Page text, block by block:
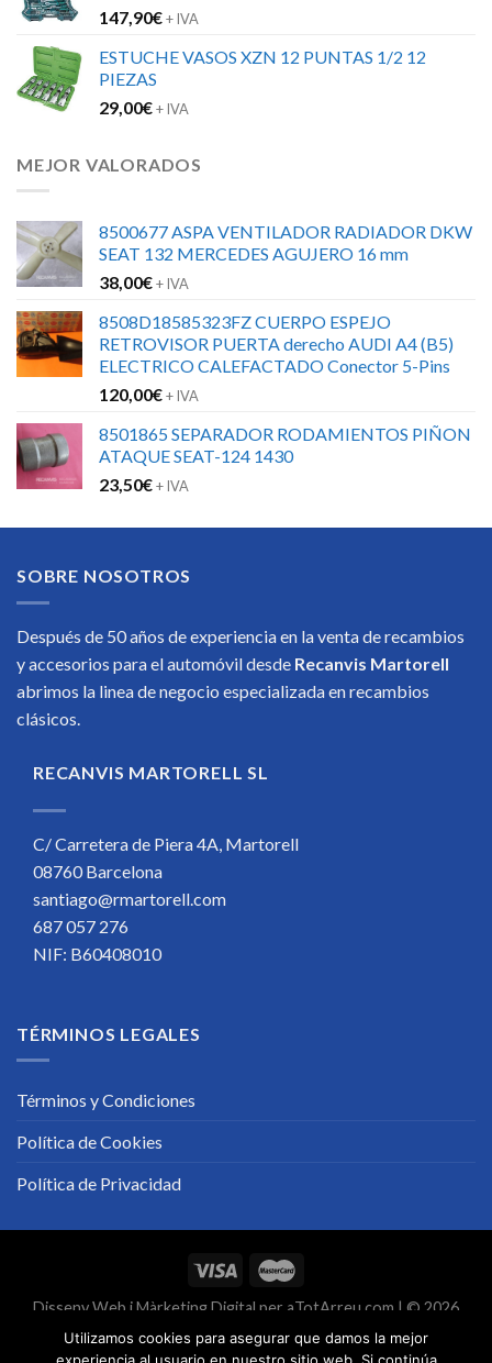
147,90€+ IVA
ESTUCHE VASOS XZN 12 PUNTAS 1/2 12
PIEZAS
29,00€+ IVA
MEJOR VALORADOS
8500677 ASPA VENTILADOR RADIADOR DKW
SEAT 132 MERCEDES AGUJERO 16 mm
38,00€+ IVA
8508D18585323FZ CUERPO ESPEJO
RETROVISOR PUERTA derecho AUDI A4 (B5)
ELECTRICO CALEFACTADO Conector 5-Pins
120,00€+ IVA
8501865 SEPARADOR RODAMIENTOS PIÑON
ATAQUE SEAT-124 1430
23,50€+ IVA
SOBRE NOSOTROS
Después de 50 años de experiencia en la venta de recambios
y accesorios para el automóvil desde Recanvis Martorell
abrimos la linea de negocio especializada en recambios
clásicos.
RECANVIS MARTORELL SL
C/ Carretera de Piera 4A, Martorell
08760 Barcelona
santiago@rmartorell.com
687 057 276
NIF: B60408010
TÉRMINOS LEGALES
Términos y Condiciones
Política de Cookies
Política de Privacidad
Disseny Web iMàrketing Digital per aTotArreu.com | © 2026
Utilizamos cookies para asegurar que damos la mejor